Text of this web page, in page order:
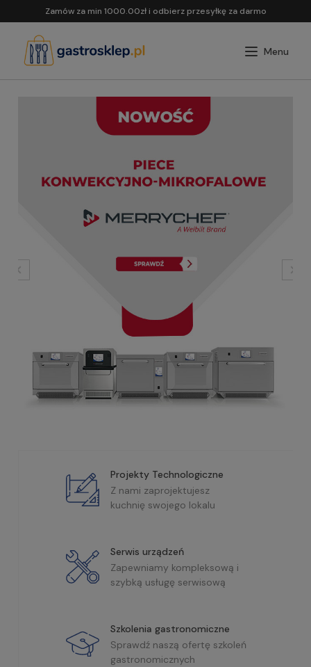
Zamów za min 1000.00zł i odbierz przesyłkę za darmo
Projekty Technologiczne
Z nami zaprojektujesz
kuchnię swojego lokalu
Serwis urządzeń
Zapewniamy kompleksową i
szybką usługę serwisową
Szkolenia gastronomiczne
Sprawdź naszą ofertę szkoleń
gastronomicznych